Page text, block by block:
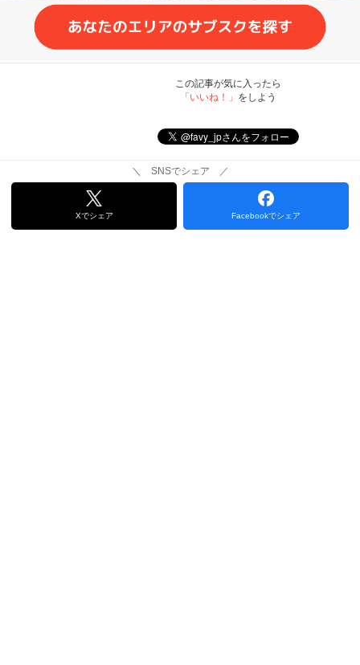
この記事が気に入ったら
「いいね！」 をしよう
＼ SNSでシェア ／
Xでシェア Facebookでシェア